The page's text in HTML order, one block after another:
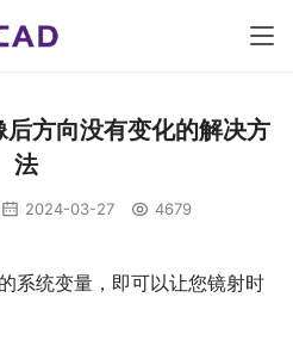
方向没有变化的解决方
法
2024-03-27 4679
系统变量，即可以让您镜射时